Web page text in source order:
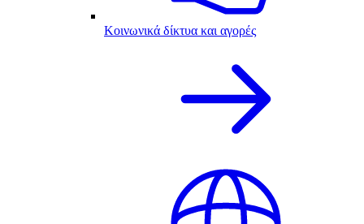
Κοινωνικά δίκτυα και αγορές